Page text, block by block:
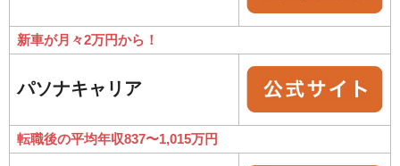
新車が月々2万円から！
パソナキャリア
転職後の平均年収837〜1,015万円